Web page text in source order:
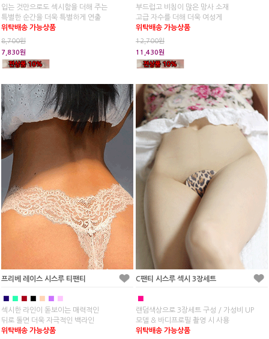
입는 것만으로도 섹시함을 더해 주는
특별한 순간을 더욱 특별하게 연출
위탁배송 가능상품
8,700원
7,830원
부드럽고 비침이 많은 망사 소재
고급 자수를 더해 더욱 여성게
위탁배송 가능상품
12,700원
11,430원
프리베 레이스 시스루 티팬티
■ ■ ■ ■
섹시한 라인이 돋보이는 매력적인
뒤로 돌면 더욱 자극적인 백라인
위탁배송 가능상품
C팬티 시스루 섹시 3장세트
■
랜덤색상으로 3장세트 구성 / 가성비 UP
모델 & 바디프로필 촬영 시 사용
위탁배송 가능상품